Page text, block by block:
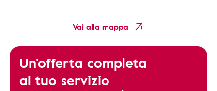
Vai alla mappa
Un'offerta completa
al tuo servizio